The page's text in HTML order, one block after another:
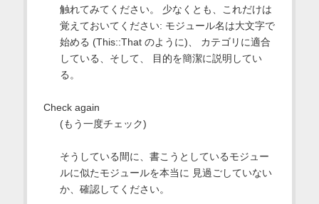
触れてみてください。 少なくとも、これだけは
覚えておいてください: モジュール名は大文字で
始める (This::That のように)、 カテゴリに適合
している、そして、 目的を簡潔に説明してい
る。
Check again
(もう一度チェック)
そうしている間に、書こうとしているモジュー
ルに似たモジュールを本当に 見過ごしていない
か、確認してください。